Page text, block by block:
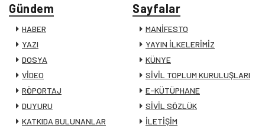
Gündem
HABER
YAZI
DOSYA
VİDEO
RÖPORTAJ
DUYURU
KATKIDA BULUNANLAR
Sayfalar
MANİFESTO
YAYIN İLKELERİMİZ
KÜNYE
SİVİL TOPLUM KURULUŞLARI
E-KÜTÜPHANE
SİVİL SÖZLÜK
İLETİŞİM